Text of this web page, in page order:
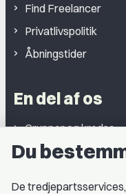
Find Freelancer
Privatlivspolitik
Åbningstider
En del af os
Grupper og kredse
Studentergrupper
Du
De